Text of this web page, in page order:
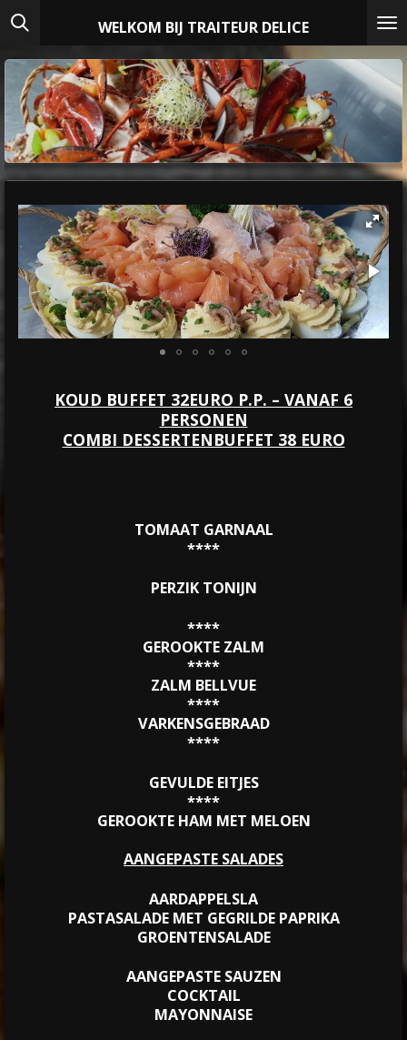
Ga
direct
hoofdinhoud
WELKOM BIJ TRAITEUR DELICE
KOUD BUFFET 32EURO P.P. – VANAF 6
PERSONEN
COMBI DESSERTENBUFFET 38 EURO
TOMAAT GARNAAL
****
PERZIK TONIJN
****
GEROOKTE ZALM
****
ZALM BELLVUE
****
VARKENSGEBRAAD
****
GEVULDE EITJES
****
GEROOKTE HAM MET MELOEN
AANGEPASTE SALADES
AARDAPPELSLA
PASTASALADE MET GEGRILDE PAPRIKA
GROENTENSALADE
AANGEPASTE SAUZEN
COCKTAIL
MAYONNAISE